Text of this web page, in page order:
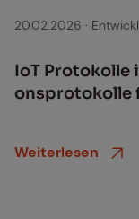
20.02.2026 ·
IoT
ons­pro­to­kol­le
Weiterlesen